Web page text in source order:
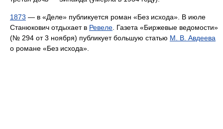
1873 — в «Деле» публикуется роман «Без исхода». В июле
Станюкович отдыхает в Ревеле. Газета «Биржевые ведомости»
(№ 294 от 3 ноября) публикует большую статью М. В. Авдеева
о романе «Без исхода».